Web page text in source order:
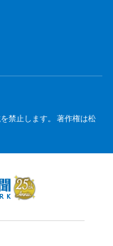
禁止します。 著作権は松